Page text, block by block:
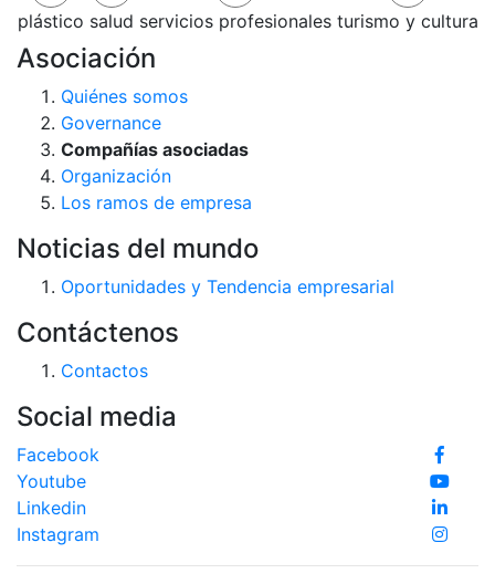
plástico salud servicios profesionales turismo y cultura
Asociación
Quiénes somos
Governance
Compañías asociadas
Organización
Los ramos de empresa
Noticias del mundo
Oportunidades y Tendencia empresarial
Contáctenos
Contactos
Social media
Facebook
Youtube
Linkedin
Instagram